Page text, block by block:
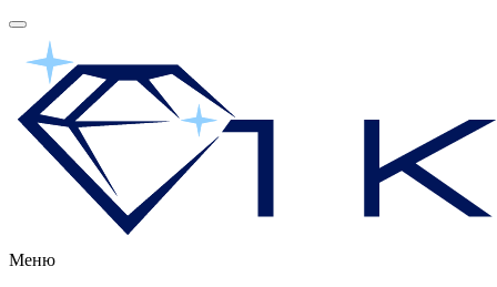
Меню